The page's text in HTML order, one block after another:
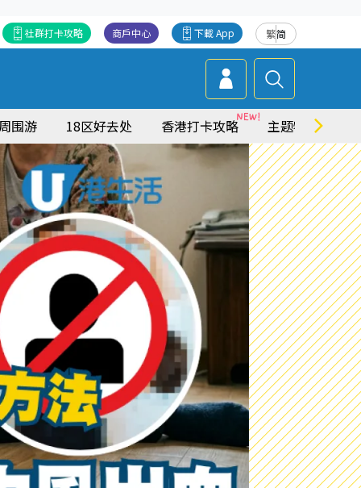
繁简
下載 App
商戶中心
社群打卡攻略
周围游 18区好去处 香港打卡攻略 主题特集